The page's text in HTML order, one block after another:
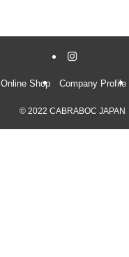
Online Shop Company Profile
© 2022 CABRABOC JAPAN